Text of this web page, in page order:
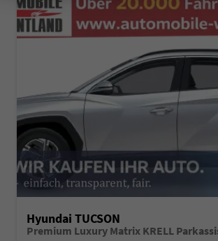
Hyundai TUCSON
Premium Luxury Matrix KRELL